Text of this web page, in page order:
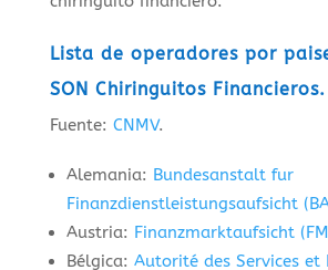
Lista de operadores por
SON Chiringuitos Financieros.
Fuente: CNMV.
Alemania: Bundesanstalt fur
Finanzdienstleistungsaufsicht
Austria: Finanzmarktaufsicht
Bélgica: Autorité des Services et